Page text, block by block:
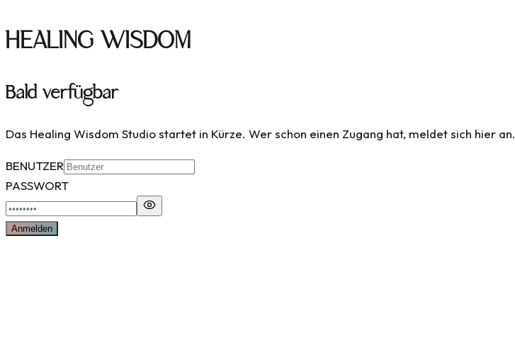
HEALING WISDOM
Bald verfügbar
Das Healing Wisdom Studio startet in Kürze. Wer schon einen Zugang hat, meldet sich hier an.
BENUTZER
PASSWORT
Anmelden